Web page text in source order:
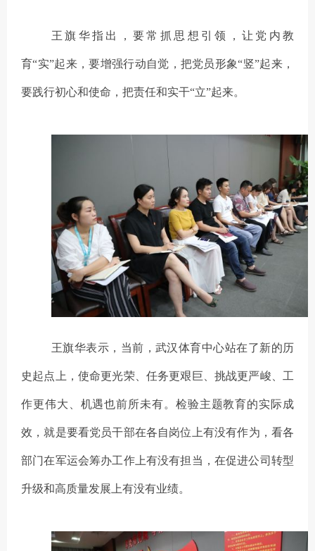
王旗华指出，要常抓思想引领，让党内教
育“实”起来，要增强行动自觉，把党员形象“竖”起来 ，
要践行初心和使命，把责任和实干“立”起来。
王旗华表示，当前，武汉体育中心站在了新的历
史起点上，使命更光荣、任务更艰巨、挑战更严峻、工
作更伟大、机遇也前所未有。检验主题教育的实际成
效， 就是要看党员干部在各自岗位上有没有作为，看各
部门在军运会筹办工作上有没有担当，在促进公司转型
升级和高质量发展上有没有业绩。